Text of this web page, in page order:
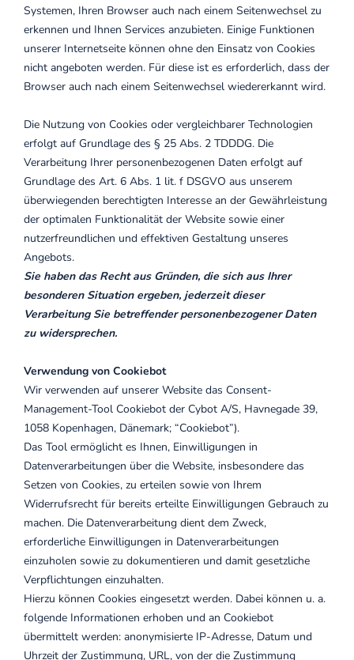
Systemen, Ihren Browser auch nach einem Seitenwechsel zu
erkennen und Ihnen Services anzubieten. Einige Funktionen
unserer Internetseite können ohne den Einsatz von Cookies
nicht angeboten werden. Für diese ist es erforderlich, dass der
Browser auch nach einem Seitenwechsel wiedererkannt wird.
Die Nutzung von Cookies oder vergleichbarer Technologien
erfolgt auf Grundlage des § 25 Abs. 2 TDDDG. Die
Verarbeitung Ihrer personenbezogenen Daten erfolgt auf
Grundlage des Art. 6 Abs. 1 lit. f DSGVO aus unserem
überwiegenden berechtigten Interesse an der Gewährleistung
der optimalen Funktionalität der Website sowie einer
nutzerfreundlichen und effektiven Gestaltung unseres
Angebots.
Sie haben das Recht aus Gründen, die sich aus Ihrer
besonderen Situation ergeben, jederzeit dieser
Verarbeitung Sie betreffender personenbezogener Daten
zu widersprechen.
Verwendung von Cookiebot
Wir verwenden auf unserer Website das Consent-
Management-Tool Cookiebot der Cybot A/S, Havnegade 39,
1058 Kopenhagen, Dänemark; “Cookiebot”).
Das Tool ermöglicht es Ihnen, Einwilligungen in
Datenverarbeitungen über die Website, insbesondere das
Setzen von Cookies, zu erteilen sowie von Ihrem
Widerrufsrecht für bereits erteilte Einwilligungen Gebrauch zu
machen. Die Datenverarbeitung dient dem Zweck,
erforderliche Einwilligungen in Datenverarbeitungen
einzuholen sowie zu dokumentieren und damit gesetzliche
Verpflichtungen einzuhalten.
Hierzu können Cookies eingesetzt werden. Dabei können u. a.
folgende Informationen erhoben und an Cookiebot
übermittelt werden: anonymisierte IP-Adresse, Datum und
Uhrzeit der Zustimmung, URL, von der die Zustimmung